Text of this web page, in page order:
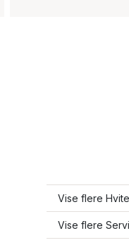
Vise flere
Vise flere